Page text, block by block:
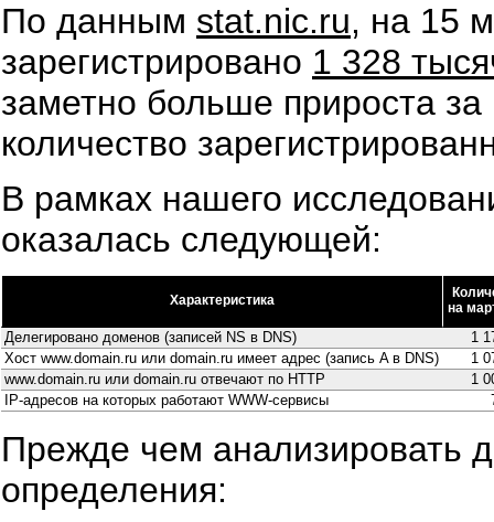
По данным stat.nic.ru, на 15
зарегистрировано 1 328
заметно больше прироста
количество
В рамках нашего
оказалась следующей:
Характеристика
на
Делегировано доменов (записей NS в DNS)
1
Хост www.domain.ru или domain.ru имеет адрес (запись A в DNS)
1
www.domain.ru или domain.ru отвечают по HTTP
1
IP-адресов на которых работают WWW-сервисы
Прежде чем анализировать
определения: